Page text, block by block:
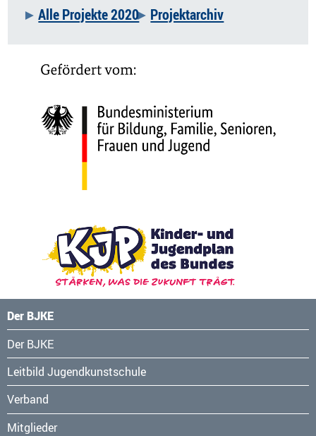
Alle Projekte 2020
Projektarchiv
Der BJKE
Navigation
überspringen
Der BJKE
Leitbild Jugendkunstschule
Verband
Mitglieder